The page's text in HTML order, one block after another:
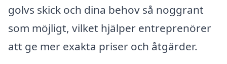
golvs skick och dina behov så noggrant
som möjligt, vilket hjälper entreprenörer
att ge mer exakta priser och åtgärder.